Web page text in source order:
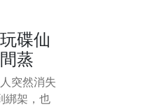
受採訪，
名要求姊
是精心
不寒而慄
碟仙
蒸
收到
崩潰
突然消失
綁架，也